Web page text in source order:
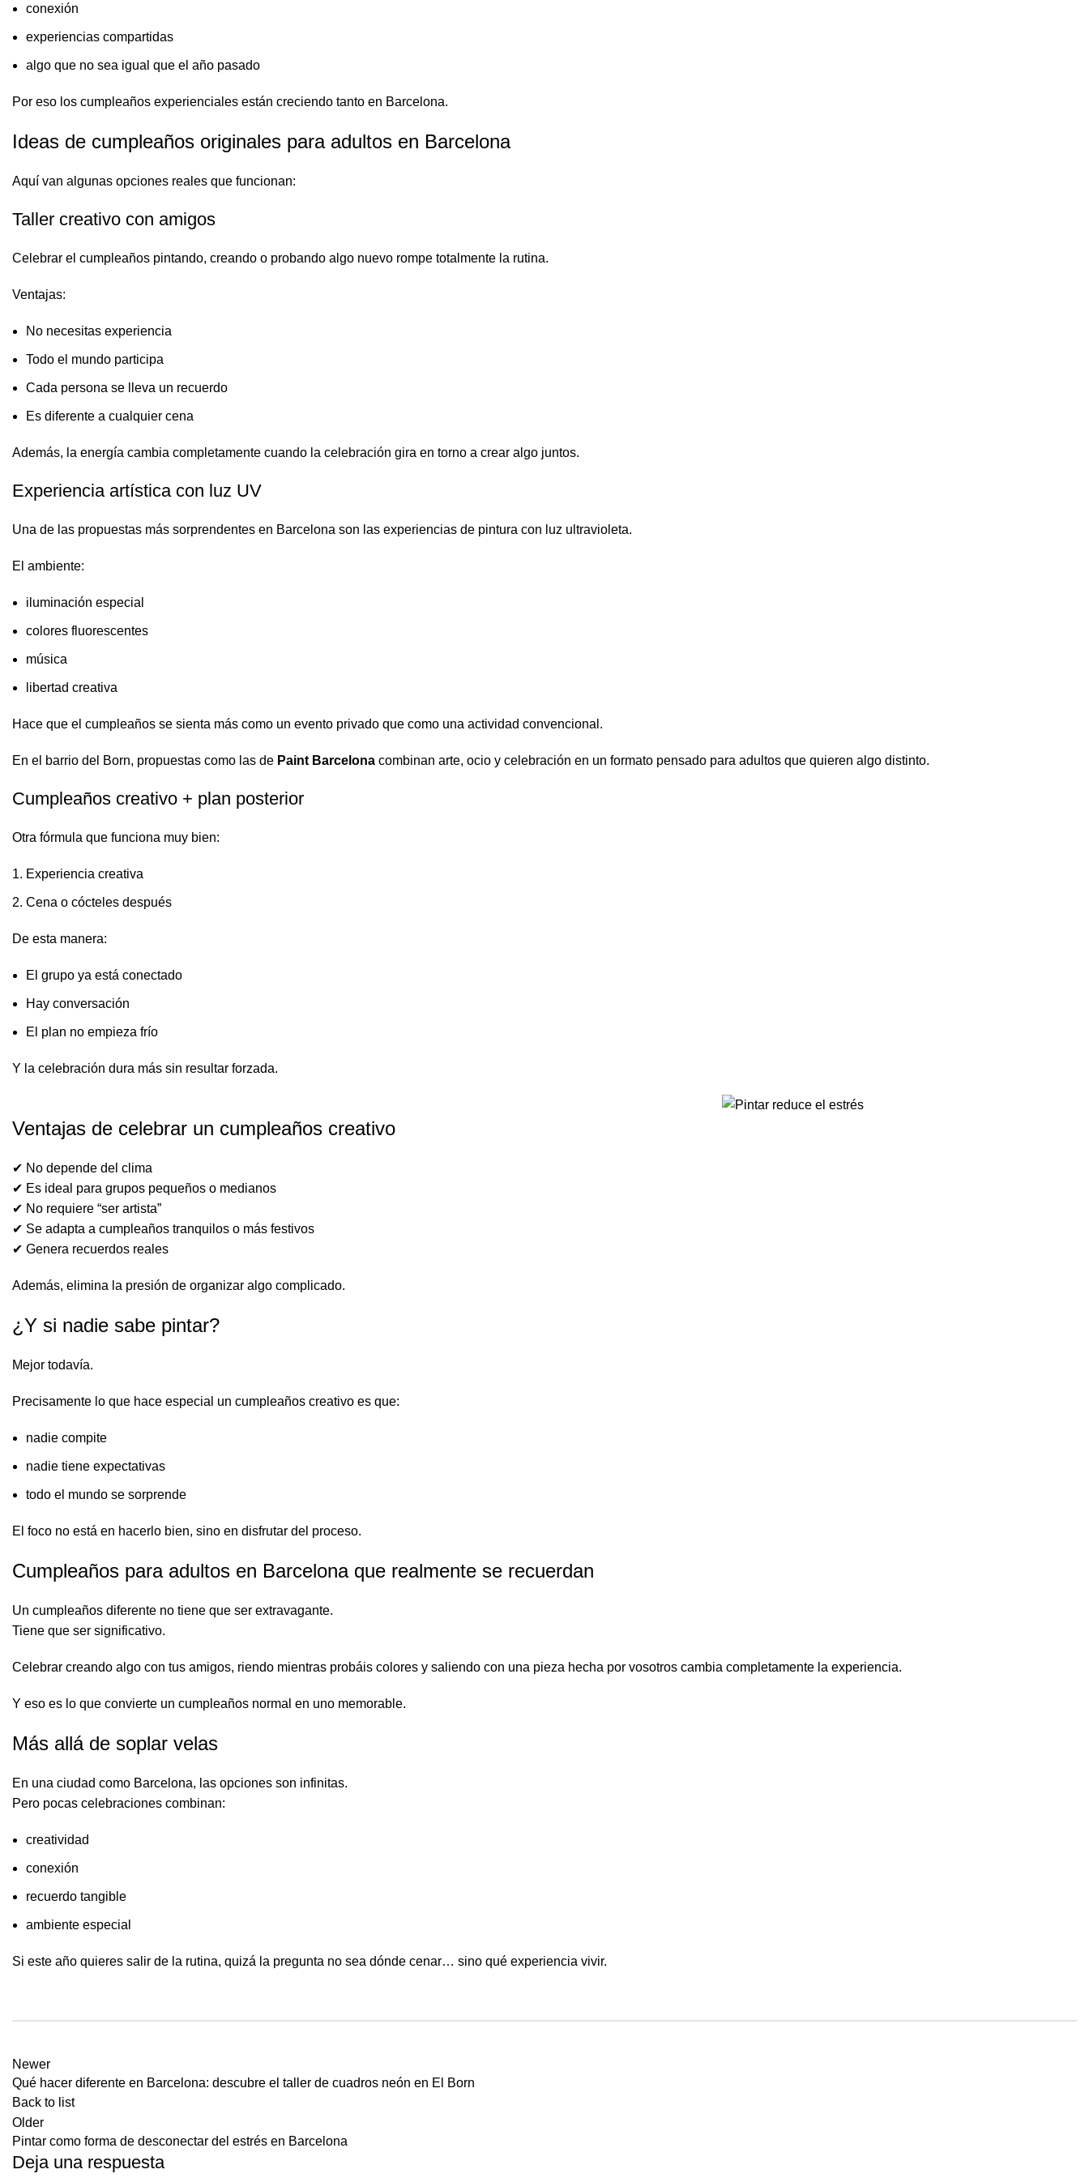
conexión
experiencias compartidas
algo que no sea igual que el año pasado
Por eso los cumpleaños experienciales están creciendo tanto en Barcelona.
Ideas de cumpleaños originales para adultos en Barcelona
Aquí van algunas opciones reales que funcionan:
Taller creativo con amigos
Celebrar el cumpleaños pintando, creando o probando algo nuevo rompe totalmente la rutina.
Ventajas:
No necesitas experiencia
Todo el mundo participa
Cada persona se lleva un recuerdo
Es diferente a cualquier cena
Además, la energía cambia completamente cuando la celebración gira en torno a crear algo juntos.
Experiencia artística con luz UV
Una de las propuestas más sorprendentes en Barcelona son las experiencias de pintura con luz ultravioleta.
El ambiente:
iluminación especial
colores fluorescentes
música
libertad creativa
Hace que el cumpleaños se sienta más como un evento privado que como una actividad convencional.
En el barrio del Born, propuestas como las de Paint Barcelona combinan arte, ocio y celebración en un formato pensado para adultos que quieren algo distinto.
Cumpleaños creativo + plan posterior
Otra fórmula que funciona muy bien:
Experiencia creativa
Cena o cócteles después
De esta manera:
El grupo ya está conectado
Hay conversación
El plan no empieza frío
Y la celebración dura más sin resultar forzada.
Ventajas de celebrar un cumpleaños creativo
✔ No depende del clima
✔ Es ideal para grupos pequeños o medianos
✔ No requiere “ser artista”
✔ Se adapta a cumpleaños tranquilos o más festivos
✔ Genera recuerdos reales
Además, elimina la presión de organizar algo complicado.
¿Y si nadie sabe pintar?
Mejor todavía.
Precisamente lo que hace especial un cumpleaños creativo es que:
nadie compite
nadie tiene expectativas
todo el mundo se sorprende
El foco no está en hacerlo bien, sino en disfrutar del proceso.
Cumpleaños para adultos en Barcelona que realmente se recuerdan
Un cumpleaños diferente no tiene que ser extravagante.
Tiene que ser significativo.
Celebrar creando algo con tus amigos, riendo mientras probáis colores y saliendo con una pieza hecha por vosotros cambia completamente la experiencia.
Y eso es lo que convierte un cumpleaños normal en uno memorable.
Más allá de soplar velas
En una ciudad como Barcelona, las opciones son infinitas.
Pero pocas celebraciones combinan:
creatividad
conexión
recuerdo tangible
ambiente especial
Si este año quieres salir de la rutina, quizá la pregunta no sea dónde cenar… sino qué experiencia vivir.
Newer
Qué hacer diferente en Barcelona: descubre el taller de cuadros neón en El Born
Back to list
Older
Pintar como forma de desconectar del estrés en Barcelona
Deja una respuesta